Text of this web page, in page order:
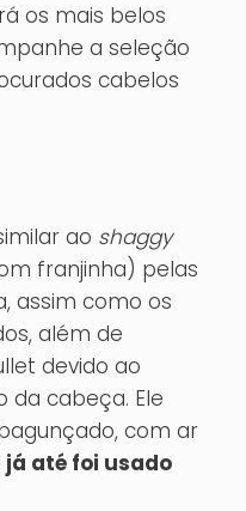
os mais belos
a seleção
cabelos
ao shaggy
franjinha) pelas
assim como os
além de
devido ao
da cabeça. Ele
com ar
já até foi usado